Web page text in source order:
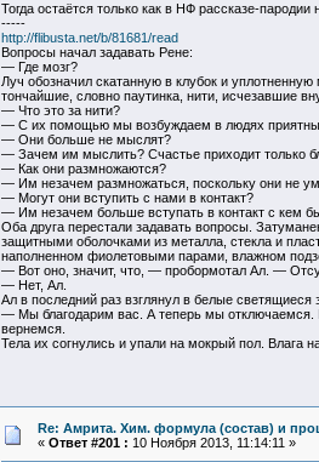
Тогда остаётся только как в НФ рассказе-пародии
-----
http://flibusta.net/b/81681/read
Вопросы начал задавать Рене:
— Где мозг?
Луч обозначил скатанную в клубок и
тончайшие, словно паутинка, нити, исчезавшие
— Что это за нити?
— С их помощью мы возбуждаем в людях
— Они больше не мыслят?
— Зачем им мыслить? Счастье приходит только
— Как они размножаются?
— Им незачем размножаться, поскольку они не
— Могут они вступить с нами в контакт?
— Им незачем больше вступать в контакт с кем
Оба друга перестали задавать вопросы.
защитными оболочками из металла, стекла и
наполненном фиолетовыми парами, влажном
— Вот оно, значит, что, — пробормотал Ал. —
— Нет, Ал.
Ал в последний раз взглянул в белые светящиеся
— Мы благодарим вас. А теперь мы отключаемся.
вернемся.
Тела их согнулись и упали на мокрый пол. Влага
Re: Амрита. Хим. формула (состав) и
« Ответ #201 : 10 Ноября 2013, 11:14:11 »